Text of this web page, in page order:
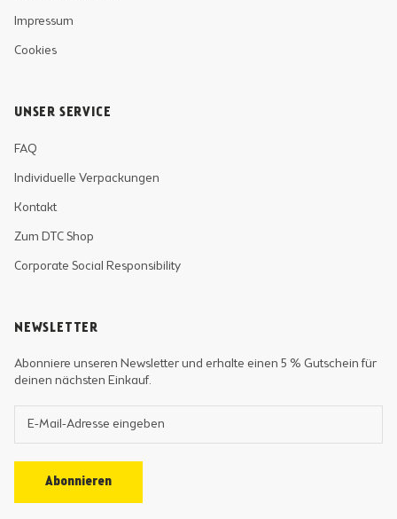
Impressum
Cookies
UNSER SERVICE
FAQ
Individuelle Verpackungen
Kontakt
Zum DTC Shop
Corporate Social Responsibility
NEWSLETTER
Abonniere unseren Newsletter und erhalte einen 5 % Gutschein für
deinen nächsten Einkauf.
Abonnieren